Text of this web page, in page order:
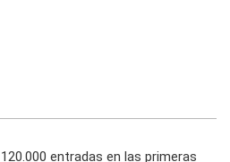
entradas en las primeras